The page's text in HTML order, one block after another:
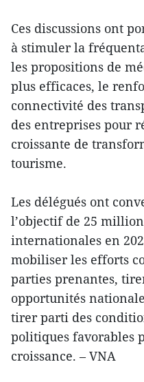
Ces discussions ont
à stimuler la
les propositions de
plus efficaces, le
connectivité des
des entreprises pour
croissante de
tourisme.
Les délégués ont
l’objectif de 25
internationales en
mobiliser les efforts
parties prenantes,
opportunités
tirer parti des
politiques favorables
croissance. – VNA